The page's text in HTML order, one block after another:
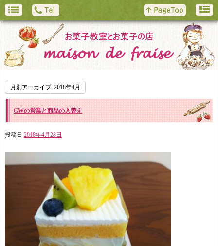
月別アーカイブ: 2018年4月
GWの営業と商品の入替え
投稿日 2018年4月28日